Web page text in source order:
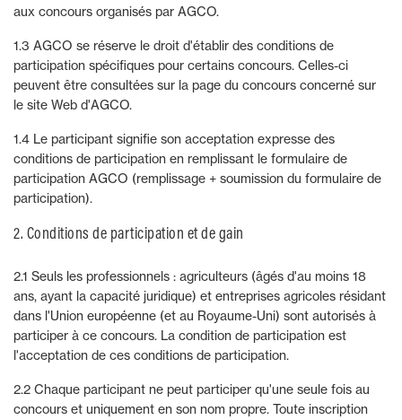
aux concours organisés par AGCO.
1.3 AGCO se réserve le droit d'établir des conditions de
participation spécifiques pour certains concours. Celles-ci
peuvent être consultées sur la page du concours concerné sur
le site Web d'AGCO.
1.4 Le participant signifie son acceptation expresse des
conditions de participation en remplissant le formulaire de
participation AGCO (remplissage + soumission du formulaire de
participation).
2. Conditions de participation et de gain
2.1 Seuls les professionnels : agriculteurs (âgés d'au moins 18
ans, ayant la capacité juridique) et entreprises agricoles résidant
dans l'Union européenne (et au Royaume-Uni) sont autorisés à
participer à ce concours. La condition de participation est
l'acceptation de ces conditions de participation.
2.2 Chaque participant ne peut participer qu'une seule fois au
concours et uniquement en son nom propre. Toute inscription